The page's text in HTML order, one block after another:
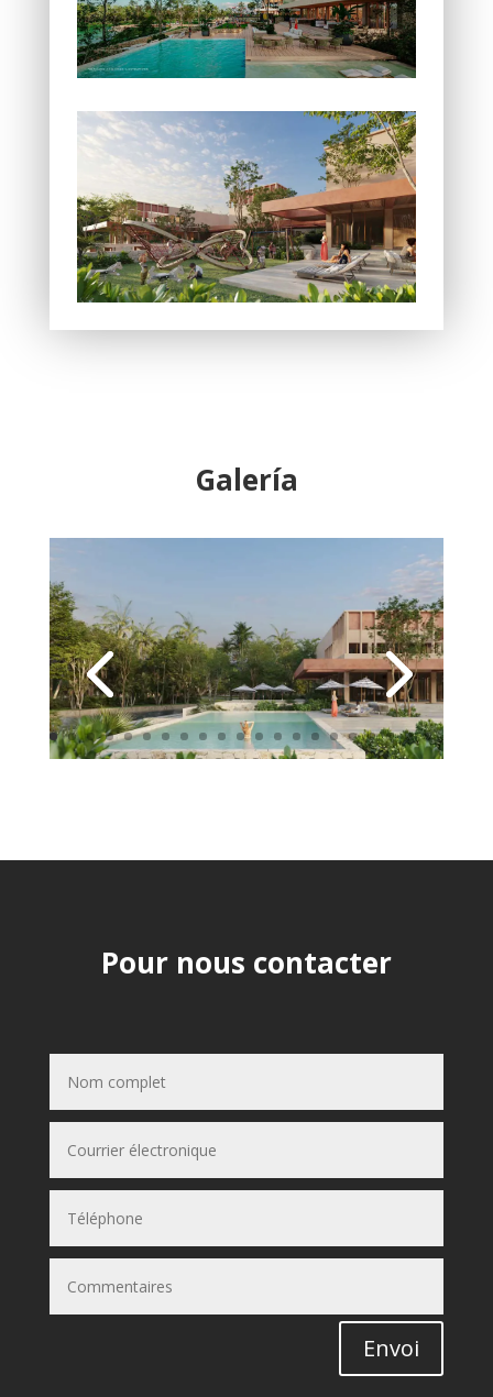
Galería
Pour nous contacter
Envoi